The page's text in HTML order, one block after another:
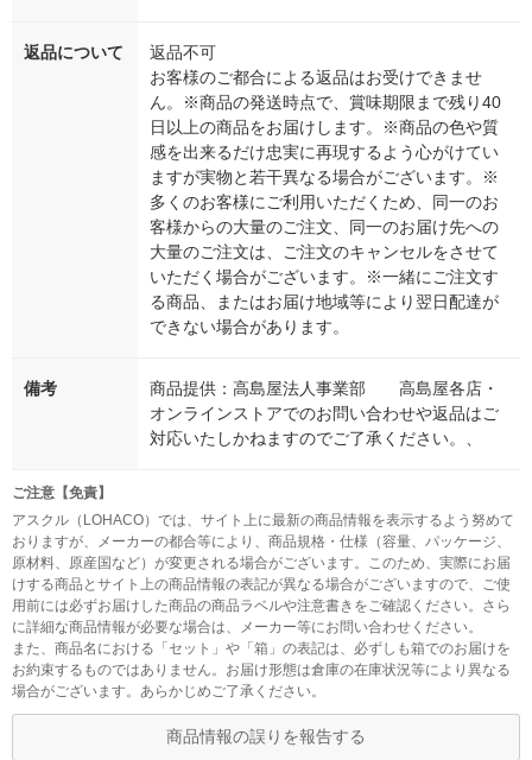
返品について
返品不可
お客様のご都合による返品はお受けできませ
ん。※商品の発送時点で、賞味期限まで残り40
日以上の商品をお届けします。※商品の色や質
感を出来るだけ忠実に再現するよう心がけてい
ますが実物と若干異なる場合がございます。※
多くのお客様にご利用いただくため、同一のお
客様からの大量のご注文、同一のお届け先への
大量のご注文は、ご注文のキャンセルをさせて
いただく場合がございます。※一緒にご注文す
る商品、またはお届け地域等により翌日配達が
できない場合があります。
備考
商品提供：高島屋法人事業部 高島屋各店・
オンラインストアでのお問い合わせや返品はご
対応いたしかねますのでご了承ください。、
ご注意【免責】
アスクル（LOHACO）では、サイト上に最新の商品情報を表示するよう努めて
おりますが、メーカーの都合等により、商品規格・仕様（容量、パッケージ、
原材料、原産国など）が変更される場合がございます。このため、実際にお届
けする商品とサイト上の商品情報の表記が異なる場合がございますので、ご使
用前には必ずお届けした商品の商品ラベルや注意書きをご確認ください。さら
に詳細な商品情報が必要な場合は、メーカー等にお問い合わせください。
また、商品名における「セット」や「箱」の表記は、必ずしも箱でのお届けを
お約束するものではありません。お届け形態は倉庫の在庫状況等により異なる
場合がございます。あらかじめご了承ください。
商品情報の誤りを報告する